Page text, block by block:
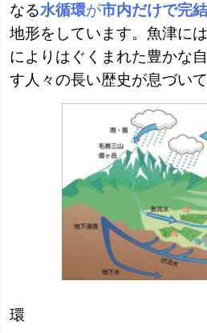
なる水循環が市内だけで完
地形をしています。魚津に
によりはぐくまれた豊かな
す人々の長い歴史が息づいて
魚津
環